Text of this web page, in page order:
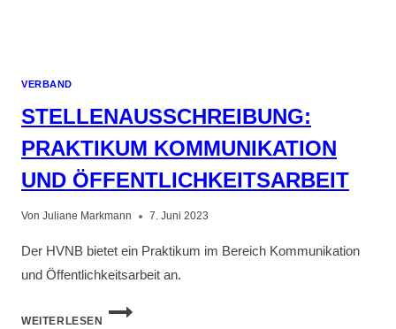
VERBAND
STELLEN­AUSSCHREIBUNG:
PRAKTIKUM KOMMUNIKATION
UND ÖFFENTLICHKEIT­SARBEIT
Von Juliane Markmann 7. Juni 2023
Der HVNB bietet ein Praktikum im Bereich Kommunikation
und Öffentlichkeitsarbeit an.
WEITERLESEN
STELLEN­